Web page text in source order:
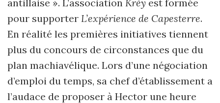
antillaise ». L’association Krèy est formée
pour supporter L’expérience de Capesterre.
En réalité les premières initiatives tiennent
plus du concours de circonstances que du
plan machiavélique. Lors d’une négociation
d’emploi du temps, sa chef d’établissement a
l’audace de proposer à Hector une heure